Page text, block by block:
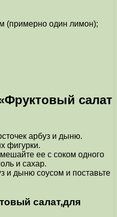
(примерно один лимон);
салат
арбуз и дыню.
фигурки.
ее с соком одного
и сахар.
и дыню соусом и поставьте
салат,для